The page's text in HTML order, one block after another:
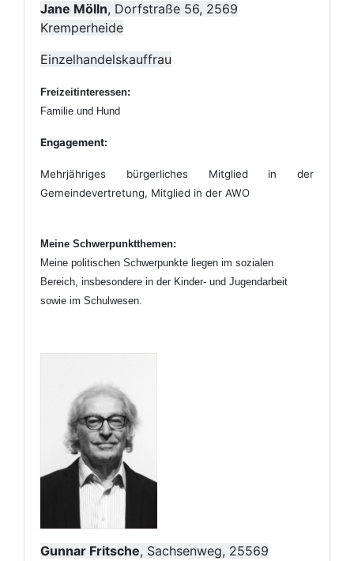
Jane Mölln, Dorfstraße 56, 2569
Kremperheide
Einzelhandelskauffrau
Freizeitinteressen:
Familie und Hund
Engagement:
Mehrjähriges bürgerliches Mitglied in der
Gemeindevertretung, Mitglied in der AWO
Meine Schwerpunktthemen:
Meine politischen Schwerpunkte liegen im sozialen
Bereich, insbesondere in der Kinder- und Jugendarbeit
sowie im Schulwesen.
Gunnar Fritsche, Sachsenweg, 25569